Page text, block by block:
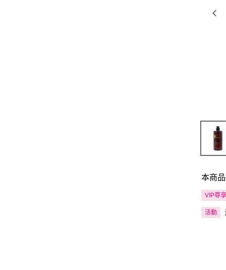
本商
VIP尊享
活動